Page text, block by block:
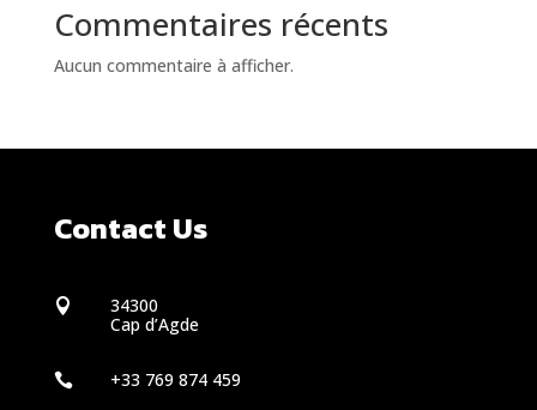
Commentaires récents
Aucun commentaire à afficher.
Contact Us

34300
Cap d’Agde
 +33 769 874 459